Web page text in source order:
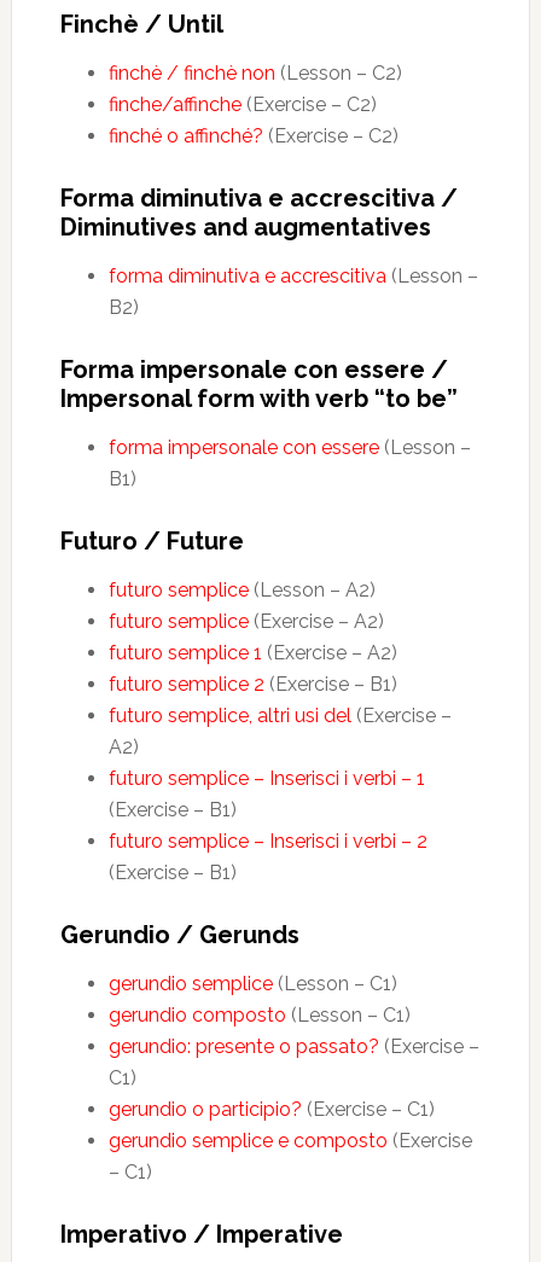
Finchè / Until
finchè / finchè non (Lesson – C2)
finche/affinche(Exercise – C2)
finché o affinché? (Exercise – C2)
Forma diminutiva e accrescitiva /
Diminutives and augmentatives
forma diminutiva e accrescitiva(Lesson –
B2)
Forma impersonale con essere /
Impersonal form with verb “to be”
forma impersonale con essere(Lesson –
B1)
Futuro / Future
futuro semplice(Lesson – A2)
futuro semplice(Exercise – A2)
futuro semplice 1 (Exercise – A2)
futuro semplice 2 (Exercise – B1)
futuro semplice, altri usi del(Exercise –
A2)
futuro semplice – Inserisci i verbi – 1
(Exercise – B1)
futuro semplice – Inserisci i verbi – 2
(Exercise – B1)
Gerundio / Gerunds
gerundio semplice(Lesson – C1)
gerundio composto (Lesson – C1)
gerundio: presente o passato? (Exercise –
C1)
gerundio o participio? (Exercise – C1)
gerundio semplice e composto (Exercise
– C1)
Imperativo / Imperative